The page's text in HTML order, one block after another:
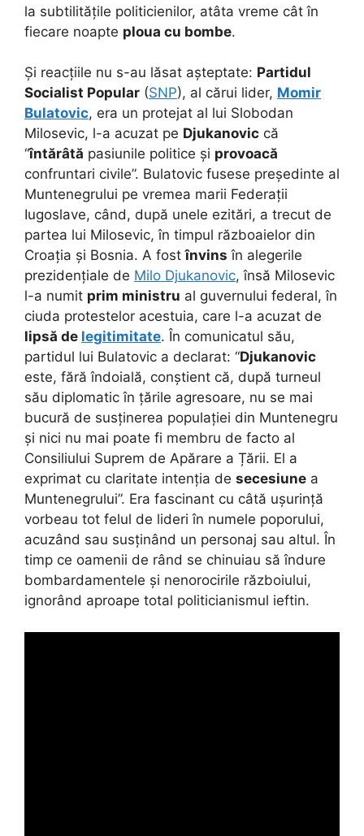
la subtilitățile politicienilor, atâta vreme cât în
fiecare noapte ploua cu bombe.
Și reacțiile nu s-au lăsat așteptate: Partidul
Socialist Popular (SNP), al cărui lider, Momir
Bulatovic, era un protejat al lui Slobodan
Milosevic, l-a acuzat pe Djukanovic că
“întărâtă pasiunile politice și provoacă
confruntari civile”. Bulatovic fusese președinte al
Muntenegrului pe vremea marii Federații
Iugoslave, când, după unele ezitări, a trecut de
partea lui Milosevic, în timpul războaielor din
Croația și Bosnia. A fostînvins în alegerile
prezidențiale de Milo Djukanovic, însă Milosevic
l-a numit prim ministru al guvernului federal, în
ciuda protestelor acestuia, care l-a acuzat de
lipsă de legitimitate. În comunicatul său,
partidul lui Bulatovic a declarat: “Djukanovic
este, fără îndoială, conștient că, după turneul
său diplomatic în țările agresoare, nu se mai
bucură de susținerea populației din Muntenegru
și nici nu mai poate fi membru de facto al
Consiliului Suprem de Apărare a Țării. El a
exprimat cu claritate intenția de secesiune a
Muntenegrului”. Era fascinant cu câtă ușurință
vorbeau tot felul de lideri în numele poporului,
acuzând sau susținând un personaj sau altul. În
timp ce oamenii de rând se chinuiau să îndure
bombardamentele și nenorocirile războiului,
ignorând aproape total politicianismul ieftin.